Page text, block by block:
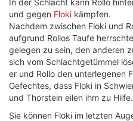
In der Schlacht kann Rollo
und gegen Floki kämpfen.
Nachdem zwischen Floki und
aufgrund Rollos Taufe
gelegen zu sein, den anderen
sich vom Schlachtgetümmel
er und Rollo den unterlegenen
Gefechtes, dass Floki in
und Thorstein eilen ihm zu Hilfe.
Sie können Floki im letzten